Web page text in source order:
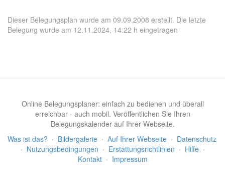
Dieser Belegungsplan wurde am 09.09.2008 erstellt. Die letzte
Belegung wurde am 12.11.2024, 14:22 h eingetragen
Online Belegungsplaner: einfach zu bedienen und überall
erreichbar - auch mobil. Veröffentlichen Sie Ihren
Belegungskalender auf Ihrer Webseite.
Was ist das? · Bildergalerie · Auf Ihrer Webseite · Datenschutz
· Nutzungsbedingungen · Erstattungsrichtlinien · Hilfe ·
Kontakt · Impressum